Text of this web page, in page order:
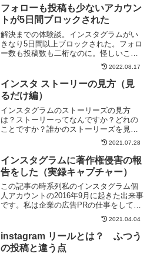
フォローも投稿も少ないアカウン
トが5日間ブロックされた
解決までの体験談。インスタグラムがい
きなり5日間以上ブロックされた。フォロ
ー数も投稿数も二桁なのに。怪しいこと
はしてないのに。しかも一番厳しいペナ
2022.08.17
インスタ ストーリーの見方（見
るだけ編）
インスタグラムのストーリーズの見方
は？ストーリーってなんですか？どれの
ことですか？誰かのストーリーズを見た
2021.07.28
インスタグラムに著作権侵害の報
告をした（実録キャプチャー）
この記事の時系列私のインスタグラム個
人アカウントの2016年9月に起きた出来事
です。私は企業の広告PRの仕事をしてい
2021.04.04
instagram リールとは？ ふつう
の投稿と違う点